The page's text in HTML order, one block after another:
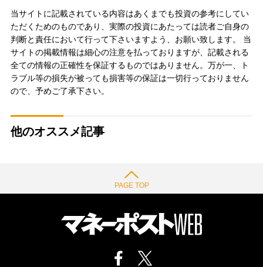
当サイトに記載されている内容はあくまでも投資の参考にしてい
ただくためのものであり、実際の投資にあたっては読者ご自身の
判断と責任において行って下さいますよう、お願い致します。 当
サイトの掲載情報は細心の注意を払っておりますが、記載される
全ての情報の正確性を保証するものではありません。万が一、ト
ラブル等の損失が被っても損害等の保証は一切行っておりません
ので、予めご了承下さい。
他のオススメ記事
PAGE TOP